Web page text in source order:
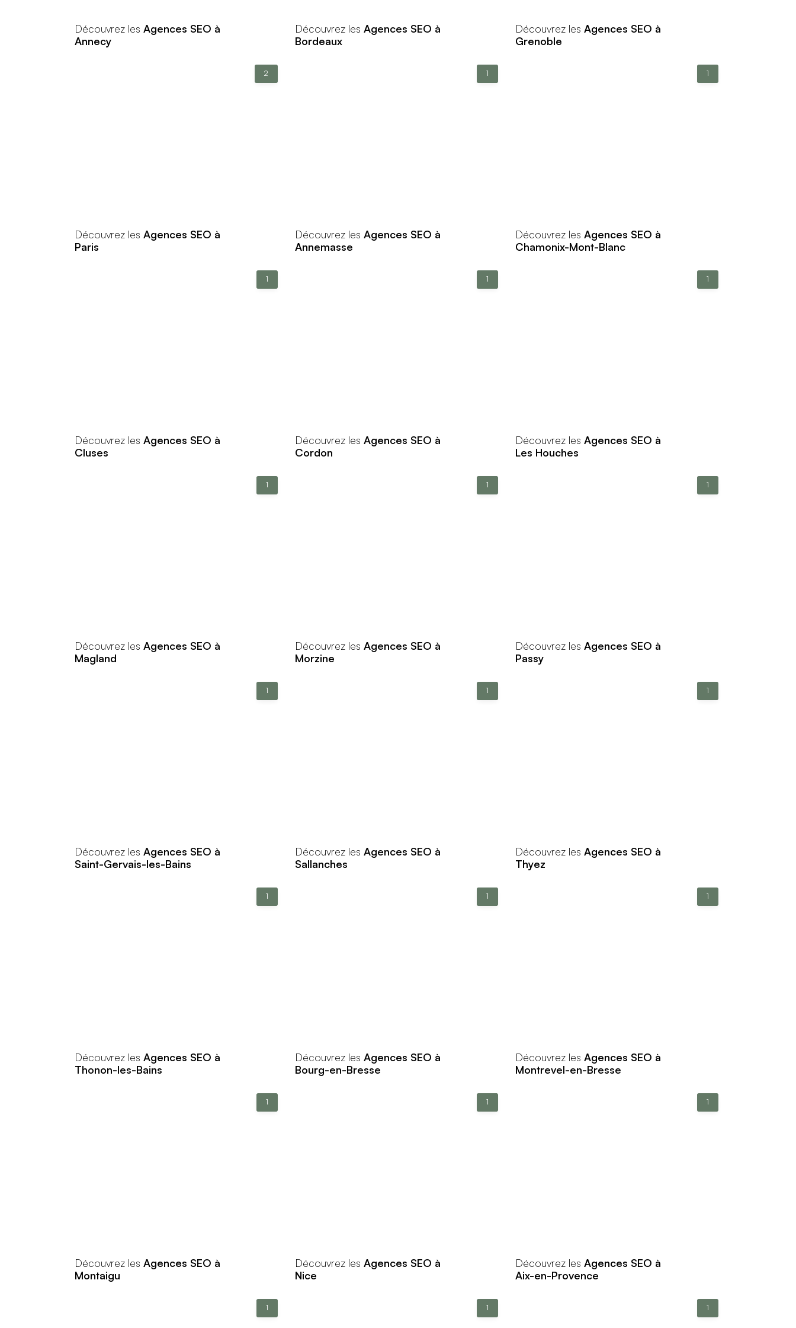
Découvrez les Agences SEO à
Annecy
Découvrez les Agences SEO à
Bordeaux
Découvrez les Agences SEO à
Grenoble
2
Découvrez les Agences SEO à
Paris
1
Découvrez les Agences SEO à
Annemasse
1
Découvrez les Agences SEO à
Chamonix-Mont-Blanc
1
Découvrez les Agences SEO à
Cluses
1
Découvrez les Agences SEO à
Cordon
1
Découvrez les Agences SEO à
Les Houches
1
Découvrez les Agences SEO à
Magland
1
Découvrez les Agences SEO à
Morzine
1
Découvrez les Agences SEO à
Passy
1
Découvrez les Agences SEO à
Saint-Gervais-les-Bains
1
Découvrez les Agences SEO à
Sallanches
1
Découvrez les Agences SEO à
Thyez
1
Découvrez les Agences SEO à
Thonon-les-Bains
1
Découvrez les Agences SEO à
Bourg-en-Bresse
1
Découvrez les Agences SEO à
Montrevel-en-Bresse
1
Découvrez les Agences SEO à
Montaigu
1
Découvrez les Agences SEO à
Nice
1
Découvrez les Agences SEO à
Aix-en-Provence
1 1 1